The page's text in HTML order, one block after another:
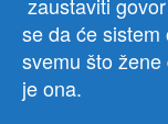
zaustaviti
se da će
svemu što
je ona.